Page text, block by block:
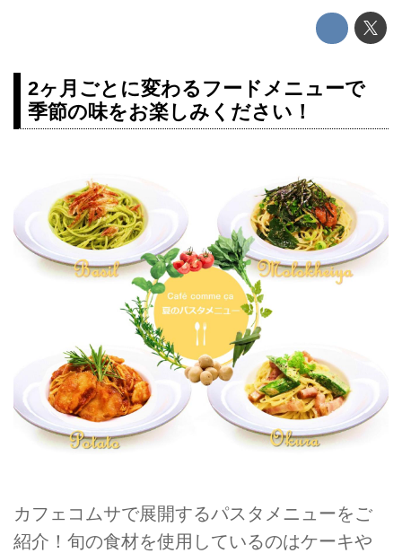
2ヶ月ごとに変わるフードメニューで
季節の味をお楽しみください！
カフェコムサで展開するパスタメニューをご
紹介！旬の食材を使用しているのはケーキや